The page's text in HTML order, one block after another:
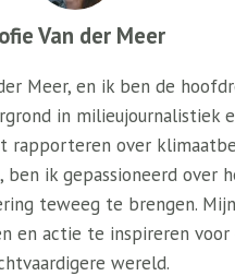
Van der Meer
Meer, en ik ben de
in milieujournalistiek
rapporteren over
ben ik gepassioneerd over
teweeg te brengen.
en actie te inspireren voor
wereld.